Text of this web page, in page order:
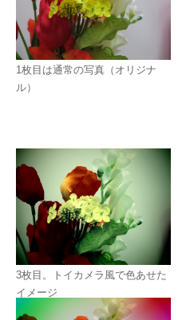
1枚目は通常の写真（オリジナ
ル）
3枚目。トイカメラ風で色あせた
イメージ